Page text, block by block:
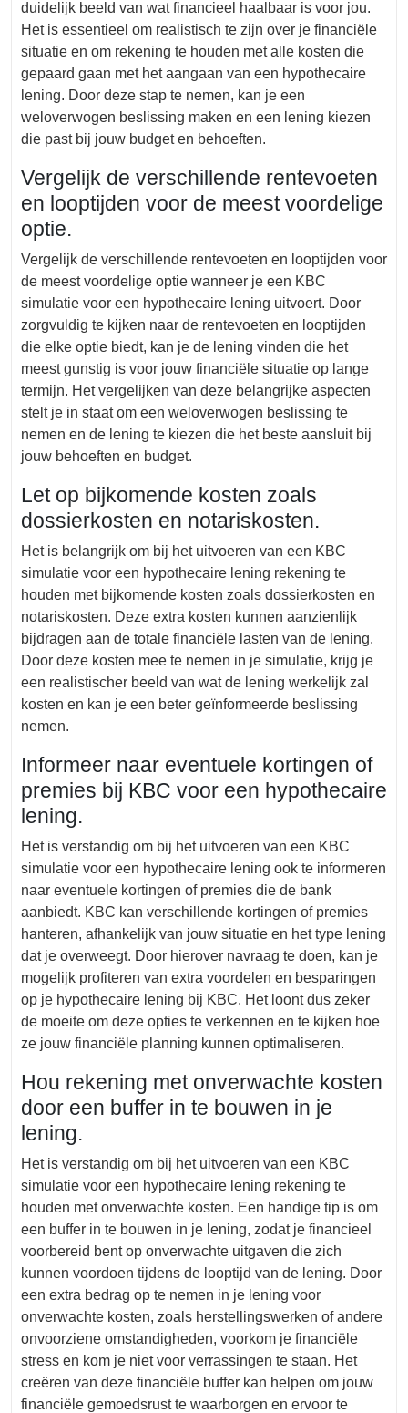
duidelijk beeld van wat financieel haalbaar is voor jou.
Het is essentieel om realistisch te zijn over je financiële
situatie en om rekening te houden met alle kosten die
gepaard gaan met het aangaan van een hypothecaire
lening. Door deze stap te nemen, kan je een
weloverwogen beslissing maken en een lening kiezen
die past bij jouw budget en behoeften.
Vergelijk de verschillende rentevoeten
en looptijden voor de meest voordelige
optie.
Vergelijk de verschillende rentevoeten en looptijden voor
de meest voordelige optie wanneer je een KBC
simulatie voor een hypothecaire lening uitvoert. Door
zorgvuldig te kijken naar de rentevoeten en looptijden
die elke optie biedt, kan je de lening vinden die het
meest gunstig is voor jouw financiële situatie op lange
termijn. Het vergelijken van deze belangrijke aspecten
stelt je in staat om een weloverwogen beslissing te
nemen en de lening te kiezen die het beste aansluit bij
jouw behoeften en budget.
Let op bijkomende kosten zoals
dossierkosten en notariskosten.
Het is belangrijk om bij het uitvoeren van een KBC
simulatie voor een hypothecaire lening rekening te
houden met bijkomende kosten zoals dossierkosten en
notariskosten. Deze extra kosten kunnen aanzienlijk
bijdragen aan de totale financiële lasten van de lening.
Door deze kosten mee te nemen in je simulatie, krijg je
een realistischer beeld van wat de lening werkelijk zal
kosten en kan je een beter geïnformeerde beslissing
nemen.
Informeer naar eventuele kortingen of
premies bij KBC voor een hypothecaire
lening.
Het is verstandig om bij het uitvoeren van een KBC
simulatie voor een hypothecaire lening ook te informeren
naar eventuele kortingen of premies die de bank
aanbiedt. KBC kan verschillende kortingen of premies
hanteren, afhankelijk van jouw situatie en het type lening
dat je overweegt. Door hierover navraag te doen, kan je
mogelijk profiteren van extra voordelen en besparingen
op je hypothecaire lening bij KBC. Het loont dus zeker
de moeite om deze opties te verkennen en te kijken hoe
ze jouw financiële planning kunnen optimaliseren.
Hou rekening met onverwachte kosten
door een buffer in te bouwen in je
lening.
Het is verstandig om bij het uitvoeren van een KBC
simulatie voor een hypothecaire lening rekening te
houden met onverwachte kosten. Een handige tip is om
een buffer in te bouwen in je lening, zodat je financieel
voorbereid bent op onverwachte uitgaven die zich
kunnen voordoen tijdens de looptijd van de lening. Door
een extra bedrag op te nemen in je lening voor
onverwachte kosten, zoals herstellingswerken of andere
onvoorziene omstandigheden, voorkom je financiële
stress en kom je niet voor verrassingen te staan. Het
creëren van deze financiële buffer kan helpen om jouw
financiële gemoedsrust te waarborgen en ervoor te